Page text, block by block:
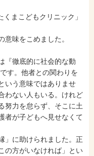
まこどもクリニック」
味をこめました。
『徹底的に社会的な動
す。他者との関わりを
いう意味ではありませ
わない人もいる。けれど
努力を怠らず、そこに土
者が子どもへ見せなくて
」に助けられました。正
の方がいなければ」とい